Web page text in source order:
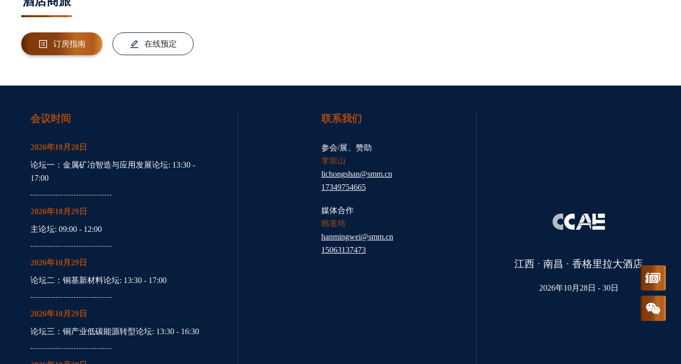
订房指南 在线预定
会议时间
2026年10月28日
论坛一：金属矿冶智造与应用发展论坛: 13:30 -
17:00
2026年10月29日
主论坛: 09:00 - 12:00
2026年10月29日
论坛二：铜基新材料论坛: 13:30 - 17:00
2026年10月29日
论坛三：铜产业低碳能源转型论坛: 13:30 - 16:30
联系我们
参会/展、赞助
李崇山
lichongshan@smm.cn
17349754665
媒体合作
韩茗玮
hanmingwei@smm.cn
15063137473
江西 · 南昌 · 香格里拉大酒店
2026年10月28日 - 30日
报名参会
关注